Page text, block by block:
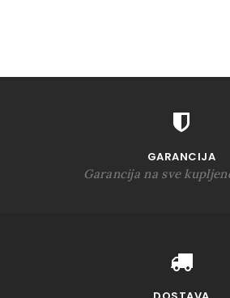
GARANCIJA
Garancija na sve